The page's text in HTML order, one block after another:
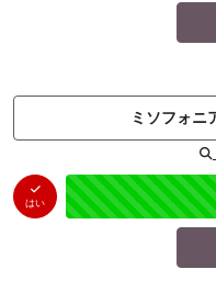
ミソフォニ
はい
はい
（0件）
未投票